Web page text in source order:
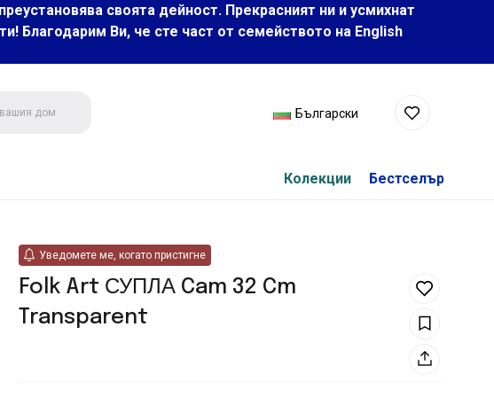
своята дейност. Прекрасният ни и усмихнат
Благодарим Ви, че сте част от семейството на Еnglish
Български
Колекции Бестселър
Уведомете ме, когато пристигне
Folk Art СУПЛА Cam 32 Cm
Transparent